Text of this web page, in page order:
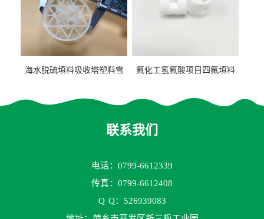
海水脱硫填料吸收塔塑料雪
氟化工氢氟酸项目四氟填料
蚀
联系我们
电话：0799-6612339
传真：0799-6612408
Q Q：526939083